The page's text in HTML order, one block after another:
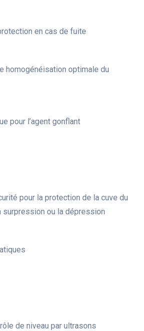
en cas de fuite
homogénéisation optimale du
pour l’agent gonflant
pour la protection de la cuve du
surpression ou la dépression
de niveau par ultrasons